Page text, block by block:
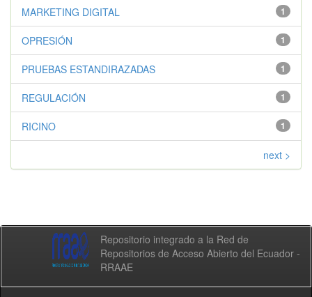
1
MARKETING DIGITAL
1
OPRESIÓN
1
PRUEBAS ESTANDIRAZADAS
1
REGULACIÓN
1
RICINO
next >
Repositorio integrado a la Red de
Repositorios de Acceso Abierto del Ecuador -
RRAAE